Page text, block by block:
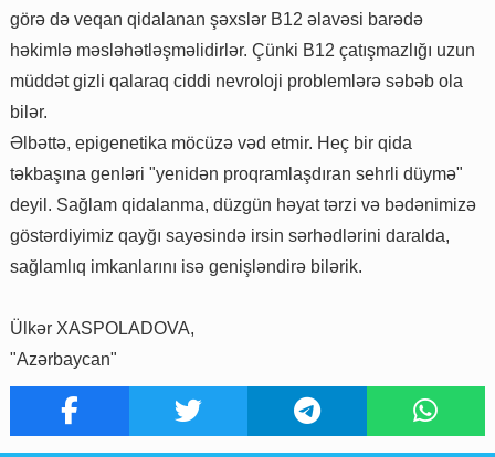
görə də veqan qidalanan şəxslər B12 əlavəsi barədə
həkimlə məsləhətləşməlidirlər. Çünki B12 çatışmazlığı uzun
müddət gizli qalaraq ciddi nevroloji problemlərə səbəb ola
bilər.
Əlbəttə, epigenetika möcüzə vəd etmir. Heç bir qida
təkbaşına genləri "yenidən proqramlaşdıran sehrli düymə"
deyil. Sağlam qidalanma, düzgün həyat tərzi və bədənimizə
göstərdiyimiz qayğı sayəsində irsin sərhədlərini daralda,
sağlamlıq imkanlarını isə genişləndirə bilərik.
Ülkər XASPOLADOVA,
"Azərbaycan"